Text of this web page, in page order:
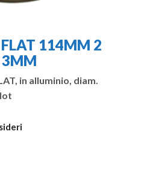
114MM 2
3MM
in alluminio, diam.